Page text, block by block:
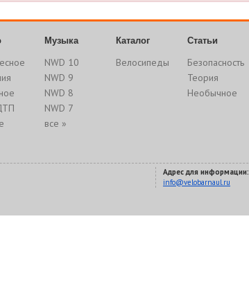
Музыка
NWD 10
NWD 9
NWD 8
NWD 7
все »
Каталог
Велосипеды
Статьи
Безопасность
Теория
Необычное
Адрес для информации:
info@velobarnaul.ru